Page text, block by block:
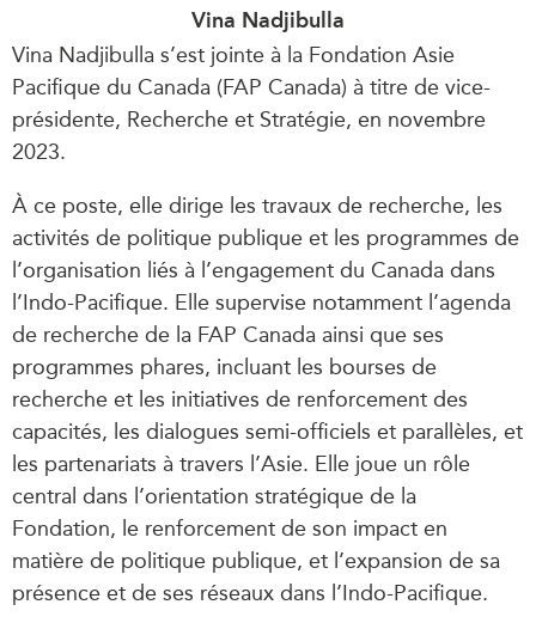
Vina Nadjibulla
Vina Nadjibulla s’est jointe à la Fondation Asie
Pacifique du Canada (FAP Canada) à titre de vice-
présidente, Recherche et Stratégie, en novembre
2023.
À ce poste, elle dirige les travaux de recherche, les
activités de politique publique et les programmes de
l’organisation liés à l’engagement du Canada dans
l’Indo-Pacifique. Elle supervise notamment l’agenda
de recherche de la FAP Canada ainsi que ses
programmes phares, incluant les bourses de
recherche et les initiatives de renforcement des
capacités, les dialogues semi-officiels et parallèles, et
les partenariats à travers l’Asie. Elle joue un rôle
central dans l’orientation stratégique de la
Fondation, le renforcement de son impact en
matière de politique publique, et l’expansion de sa
présence et de ses réseaux dans l’Indo-Pacifique.